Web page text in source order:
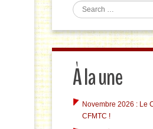
Search
À la une
Novembre 2026 : Le
CFMTC !